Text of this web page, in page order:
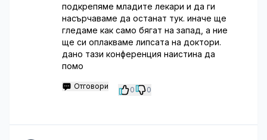
подкрепяме младите лекари и да ги
насърчаваме да останат тук. иначе ще
гледаме как само бягат на запад, а ние
ще си оплакваме липсата на доктори.
дано тази конференция наистина да
помо
Отговори 0 0